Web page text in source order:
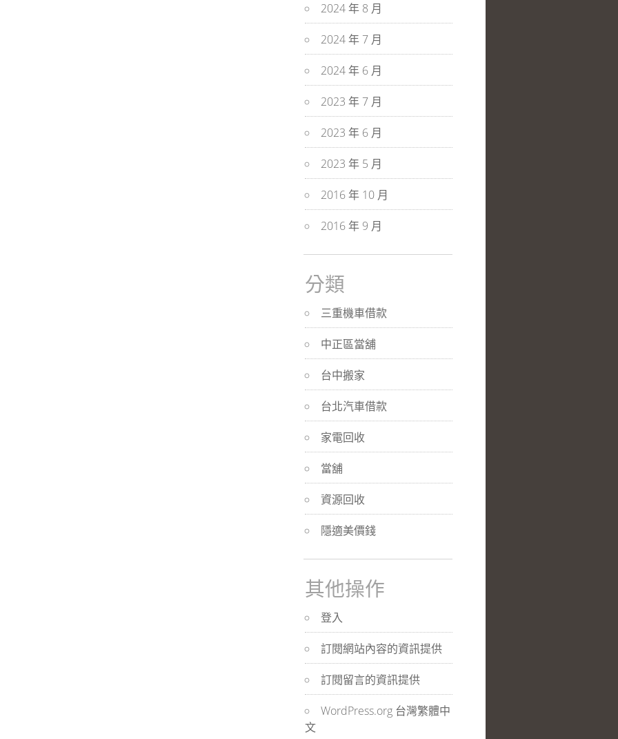
2024 年 8 月
2024 年 7 月
2024 年 6 月
2023 年 7 月
2023 年 6 月
2023 年 5 月
2016 年 10 月
2016 年 9 月
分類
三重機車借款
中正區當舖
台中搬家
台北汽車借款
家電回收
當舖
資源回收
隱適美價錢
其他操作
登入
訂閱網站內容的資訊提供
訂閱留言的資訊提供
WordPress.org 台灣繁體中
文